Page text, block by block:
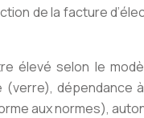
de la facture
élevé selon le
dépendance
aux normes),